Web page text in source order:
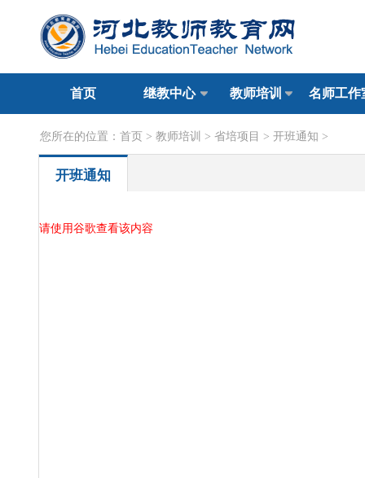
首页 继教中心 教师培训 名师工作
您所在的位置： 首页 > 教师培训 > 省培项目 > 开班通知 >
开班通知
请使用谷歌查看该内容